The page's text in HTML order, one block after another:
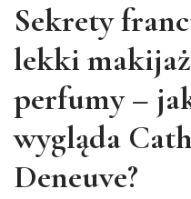
Sekrety
lekki
perfumy –
wygląda
Deneuve?